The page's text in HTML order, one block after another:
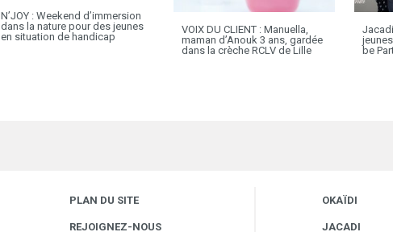
N’JOY : Weekend d’immersion
dans la nature pour des jeunes
en situation de handicap
VOIX DU CLIENT : Manuella,
maman d’Anouk 3 ans, gardée
dans la crèche RCLV de Lille
be
PLAN DU SITE
REJOIGNEZ-NOUS
OKAÏDI
JACADI